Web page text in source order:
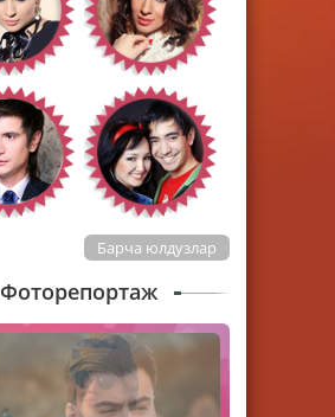
Барча юлдузлар
Фоторепортаж